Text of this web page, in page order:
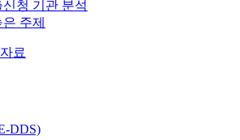
청 기관 분석
주제
료
DDS)